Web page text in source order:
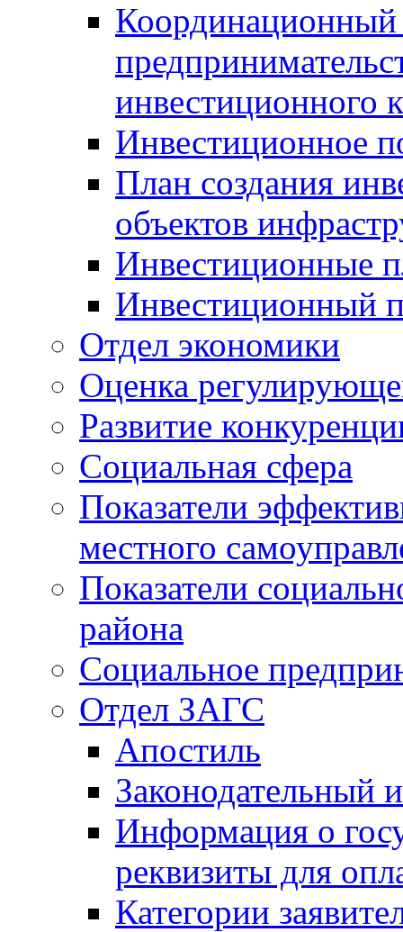
Координационный
инвестиционного
Инвестиционное
План создания
объектов
Инвестиционные
Инвестиционный
Отдел экономики
Оценка
Развитие
Социальная сфера
Показатели
местного
Показатели
района
Социальное
Отдел ЗАГС
Апостиль
Законодательный
Информация о
реквизиты для
Категории